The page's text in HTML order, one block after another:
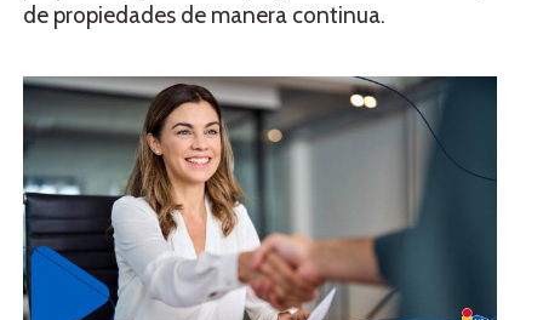
de propiedades de manera continua.